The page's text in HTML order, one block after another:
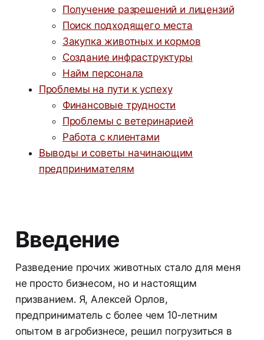
Получение разрешений и лицензий
Поиск подходящего места
Закупка животных и кормов
Создание инфраструктуры
Найм персонала
Проблемы на пути к успеху
Финансовые трудности
Проблемы с ветеринарией
Работа с клиентами
Выводы и советы начинающим
предпринимателям
Введение
Разведение прочих животных стало для меня
не просто бизнесом, но и настоящим
призванием. Я, Алексей Орлов,
предприниматель с более чем 10-летним
опытом в агробизнесе, решил погрузиться в